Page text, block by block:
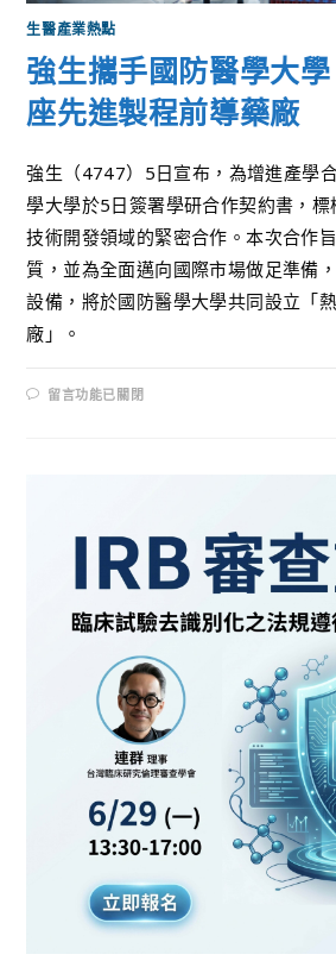
生醫產業熱點
強生攜手國防醫學大
座先進製程前導藥廠
強生（4747）5日宣布，為增進產學
學大學於5日簽署學研合作契約書，
技術開發領域的緊密合作。本次合作
質，並為全面邁向國際市場做足準備
設備，將於國防醫學大學共同設立「
廠」。
留言功能已關閉